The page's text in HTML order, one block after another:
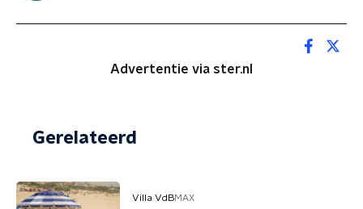
Advertentie via ster.nl
Gerelateerd
Villa VdBMAX